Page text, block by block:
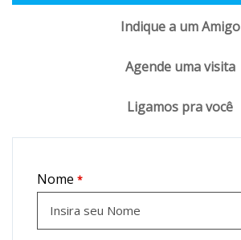
Indique a um Amigo
Agende uma visita
Ligamos pra você
Nome *